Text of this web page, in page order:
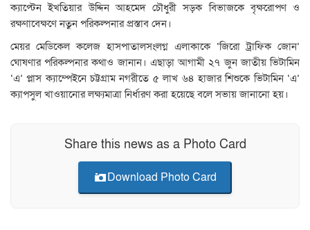
ক্যাপ্টেন ইখতিয়ার উদ্দিন আহমেদ চৌধুরী সড়ক বিভাজকে বৃক্ষরোপণ ও
রক্ষণাবেক্ষণে নতুন পরিকল্পনার প্রস্তাব দেন।
মেয়র মেডিকেল কলেজ হাসপাতালসংলগ্ন এলাকাকে ‘জিরো ট্রাফিক জোন’
ঘোষণার পরিকল্পনার কথাও জানান। এছাড়া আগামী ২৭ জুন জাতীয় ভিটামিন
‘এ’ প্লাস ক্যাম্পেইনে চট্টগ্রাম নগরীতে ৫ লাখ ৬৪ হাজার শিশুকে ভিটামিন ‘এ’
ক্যাপসুল খাওয়ানোর লক্ষ্যমাত্রা নির্ধারণ করা হয়েছে বলে সভায় জানানো হয়।
Share this news as a Photo Card
Download Photo Card